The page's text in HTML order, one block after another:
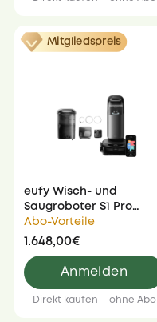
Mitgliedspreis
eufy Wisch- und
Saugroboter S1 Pro
HydroJet mit
Automatischem Frisch-
Abo-Vorteile
1.648,00€
Anmelden
Direkt kaufen – ohne Abo